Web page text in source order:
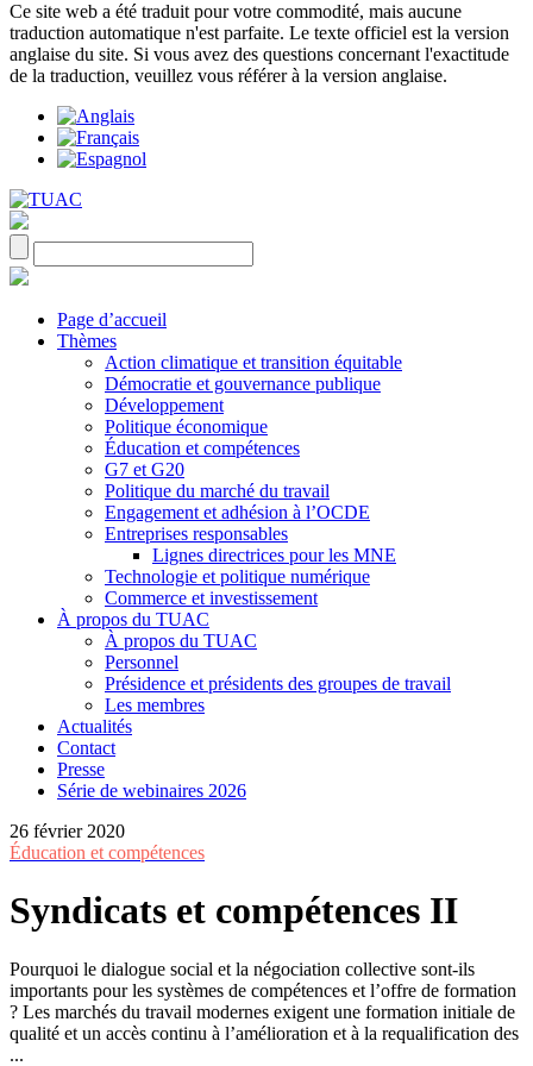
Ce site web a été traduit pour votre commodité, mais aucune
traduction automatique n'est parfaite. Le texte officiel est la version
anglaise du site. Si vous avez des questions concernant l'exactitude
de la traduction, veuillez vous référer à la version anglaise.
Page d’accueil
Thèmes
Action climatique et transition équitable
Démocratie et gouvernance publique
Développement
Politique économique
Éducation et compétences
G7 et G20
Politique du marché du travail
Engagement et adhésion à l’OCDE
Entreprises responsables
Lignes directrices pour les MNE
Technologie et politique numérique
Commerce et investissement
À propos du TUAC
À propos du TUAC
Personnel
Présidence et présidents des groupes de travail
Les membres
Actualités
Contact
Presse
Série de webinaires 2026
26 février 2020
Éducation et compétences
Syndicats et compétences II
Pourquoi le dialogue social et la négociation collective sont-ils
importants pour les systèmes de compétences et l’offre de formation
? Les marchés du travail modernes exigent une formation initiale de
qualité et un accès continu à l’amélioration et à la requalification des
...